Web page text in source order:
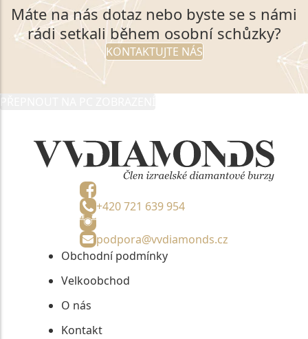
Máte na nás dotaz nebo byste se s námi
rádi setkali během osobní schůzky?
KONTAKTUJTE NÁS
+420 721 639 954
podpora@vvdiamonds.cz
Obchodní podmínky
Velkoobchod
O nás
Kontakt